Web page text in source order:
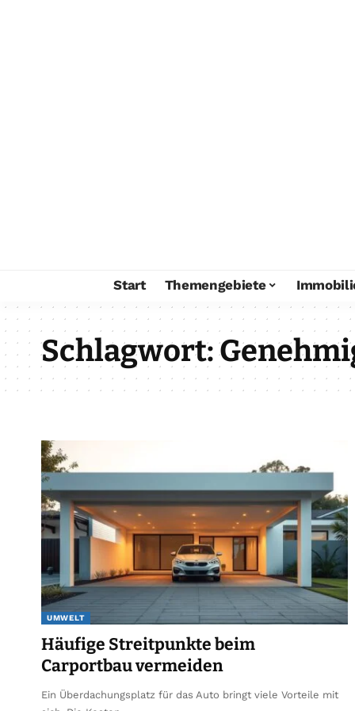
Start Themengebiete
Schlagwort:
UMWELT
Häufige Streitpunkte beim
Carportbau vermeiden
Ein Überdachungsplatz für das Auto bringt viele Vorteile mit